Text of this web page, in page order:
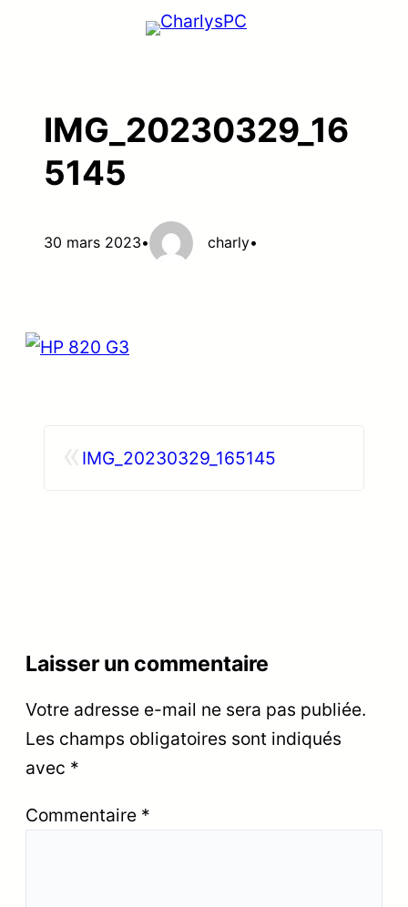
IMG_20230329_16
5145
30 mars 2023• charly•
IMG_20230329_165145
Laisser un commentaire
Votre adresse e-mail ne sera pas publiée.
Les champs obligatoires sont indiqués
avec *
Commentaire *